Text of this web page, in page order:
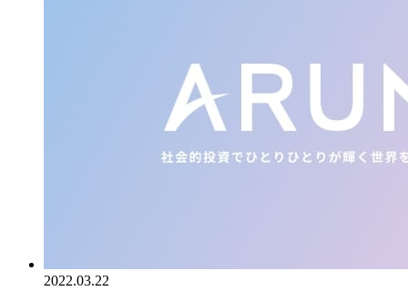
2022.03.22